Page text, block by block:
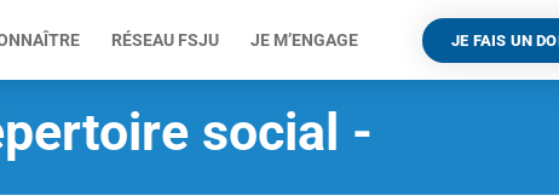
RÉSEAU FSJU JE M’ENGAGE JE FAIS UN
social -